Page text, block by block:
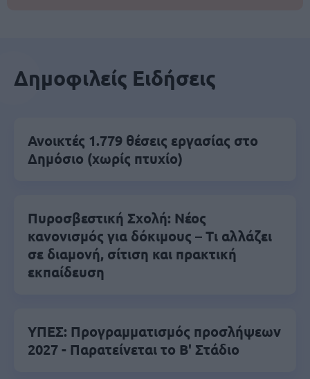
Δημοφιλείς Ειδήσεις
Ανοικτές 1.779 θέσεις εργασίας στο
Δημόσιο (χωρίς πτυχίο)
Πυροσβεστική Σχολή: Νέος
κανονισμός για δόκιμους – Τι αλλάζει
σε διαμονή, σίτιση και πρακτική
εκπαίδευση
ΥΠΕΣ: Προγραμματισμός προσλήψεων
2027 - Παρατείνεται το Β' Στάδιο